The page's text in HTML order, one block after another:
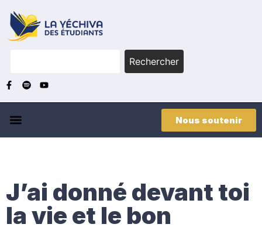
Rechercher
Nous soutenir
J’ai donné devant toi
la vie et le bon